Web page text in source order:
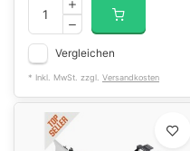
Vergleichen
* Inkl. MwSt. zzgl. Versandkosten